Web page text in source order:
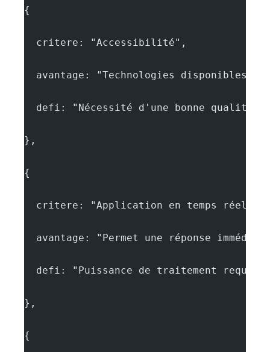
{
  critere: "Accessibilité",
avantage: "Technologies disponibles
defi: "Nécessité d'une bonne qualité
},
{
  critere: "Application en temps réel",
avantage: "Permet une réponse
defi: "Puissance de traitement
},
{